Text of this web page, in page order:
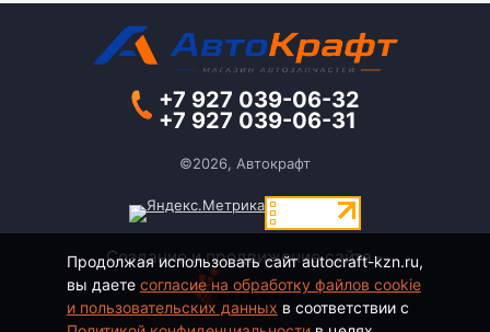
+7 927 039-06-32
+7 927 039-06-31
©2026, Автокрафт
Создание и продвижение сайта -
Продолжая использовать сайт autocraft-kzn.ru,
вы даете согласие на обработку файлов cookie
и пользовательских данных в соответствии с